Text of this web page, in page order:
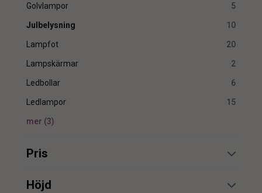
Golvlampor 5
Julbelysning 10
Lampfot 20
Lampskärmar 2
Ledbollar 6
Ledlampor 15
mer (3)
Pris
min.
Höjd